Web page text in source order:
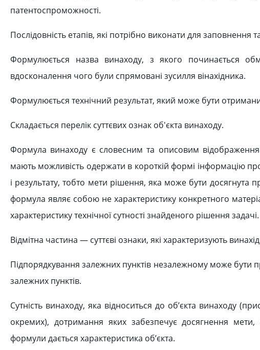
патентоспроможності.
Послідовність етапів, які потрібно виконати для заповнення
Формулюється назва винаходу, з якого починається
вдосконалення чого були спрямовані зусилля вінахідника.
Формулюється технічний результат, який може бути
Складається перелік суттєвих ознак об'єкта винаходу.
Формула винаходу є словесним та описовим
мають можливість одержати в короткій формі інформацію про
і результату, тобто мети рішення, яка може бути
формула являє собою не характеристику конкретного
характеристику технічної сутності знайденого рішення задачі.
Відмітна частина — суттєві ознаки, які характеризують
Підпорядкування залежних пунктів незалежному може
залежних пунктів.
Сутність винаходу, яка відноситься до об’єкта винаходу
окремих), дотримання яких забезпечує досягнення мети,
формули дається характеристика об’єкта.